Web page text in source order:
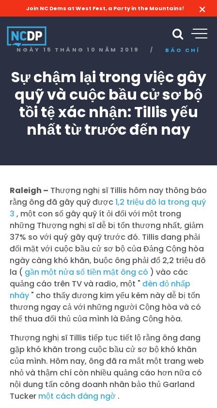
Join NC Dems at West Fest, a Party in the Mountains!
NGÀY 15 THÁNG 10 NĂM 2019 / BÁO CHÍ
Sự chậm lại trong việc gây
quỹ và cuộc bầu cử sơ bộ
tồi tệ xác nhận: Tillis yếu
nhất từ trước đến nay
Raleigh – Thượng nghị sĩ Tillis hôm nay thông báo
rằng ông đã gây quỹ được1,2 triệu đô la trong quý
3 , một con số gây quỹ ít ỏi đối với một trong
những Thượng nghị sĩ dễ bị tổn thương nhất, giảm
37% so với quý gây quỹ trước đó. Tillis đang phải
đối mặt với cuộc bầu cử sơ bộ của Đảng Cộng hòa
ngày càng khó khăn, buộc ông phải đổ 2,2 triệu đô
la ( gần một nửa số tiền mặt ông có ) vào các
quảng cáo trên TV và radio, một " đèn đỏ nhấp
nháy " cho thấy đương kim yếu kém này dễ bị tổn
thương ngay cả với những người Cộng hòa và có
thể thua đối thủ của mình là Đảng Cộng hòa.
Thượng nghị sĩ Tillis tiếp tục tiết lộ rằng ông đang
gặp khó khăn trong cuộc bầu cử sơ bộ khó khăn
của mình. Hôm nay, ông đã ra mắt một trang web
nhỏ và thậm chí còn nhiều quảng cáo hơn nữa có
nội dung tấn công doanh nhân bảo thủ Garland
Tucker một cách đáng ngờ .